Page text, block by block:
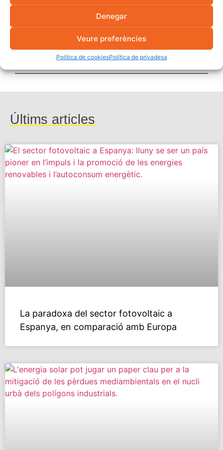
Denegar
Veure preferències
Política de cookiesPolítica de privadesa
Últims articles
La paradoxa del sector fotovoltaic a
Espanya, en comparació amb Europa